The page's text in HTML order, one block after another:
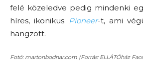
felé közeledve pedig mindenki
híres, ikonikus Pioneer-t, ami
hangzott.
Fotó: martonbodnar.com (Forrás: ELLÁTÓház